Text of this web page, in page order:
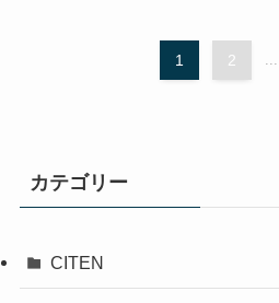
1 2 ...
カテゴリー
CITEN